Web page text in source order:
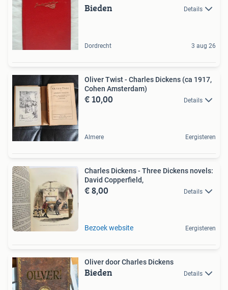
Bieden Details
Dordrecht 3 aug 26
Oliver Twist - Charles Dickens (ca 1917,
Cohen Amsterdam)
€ 10,00 Details
Almere Eergisteren
Charles Dickens - Three Dickens novels:
David Copperfield,
€ 8,00 Details
Bezoek website Eergisteren
Oliver door Charles Dickens
Bieden Details